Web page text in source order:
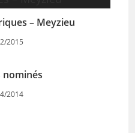
– Meyzieu
2015
nominés
2014